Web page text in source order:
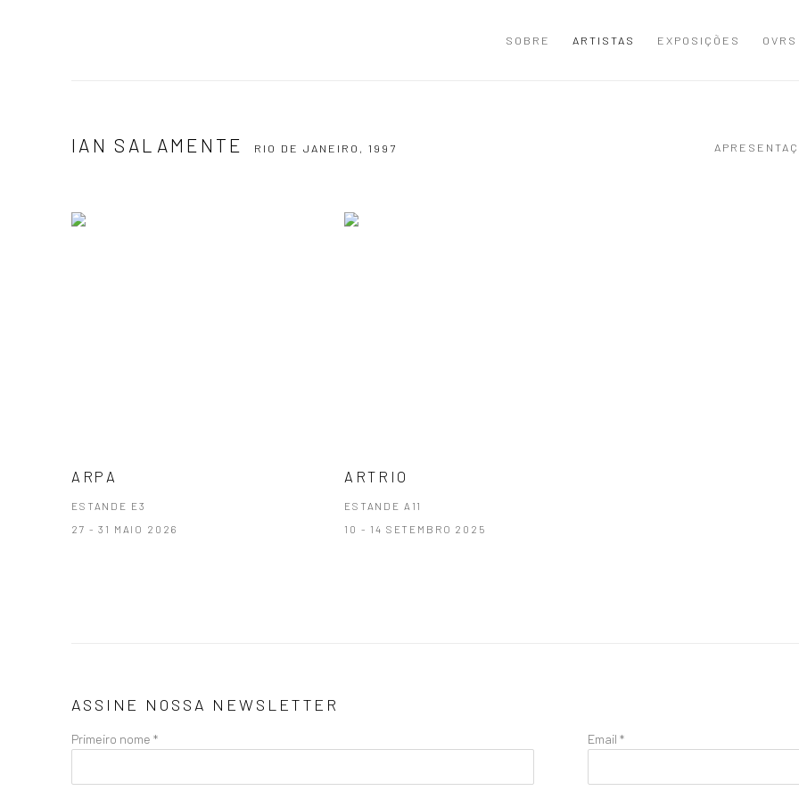
SOBRE ARTISTAS EXPOSIÇÕES OVRS
IAN SALAMENTE RIO DE JANEIRO,1997
ARPA
ESTANDE E3
27 - 31 MAIO 2026
ARTRIO
ESTANDE A11
10 - 14 SETEMBRO 2025
ASSINE NOSSA NEWSLETTER
Primeiro nome * Email *